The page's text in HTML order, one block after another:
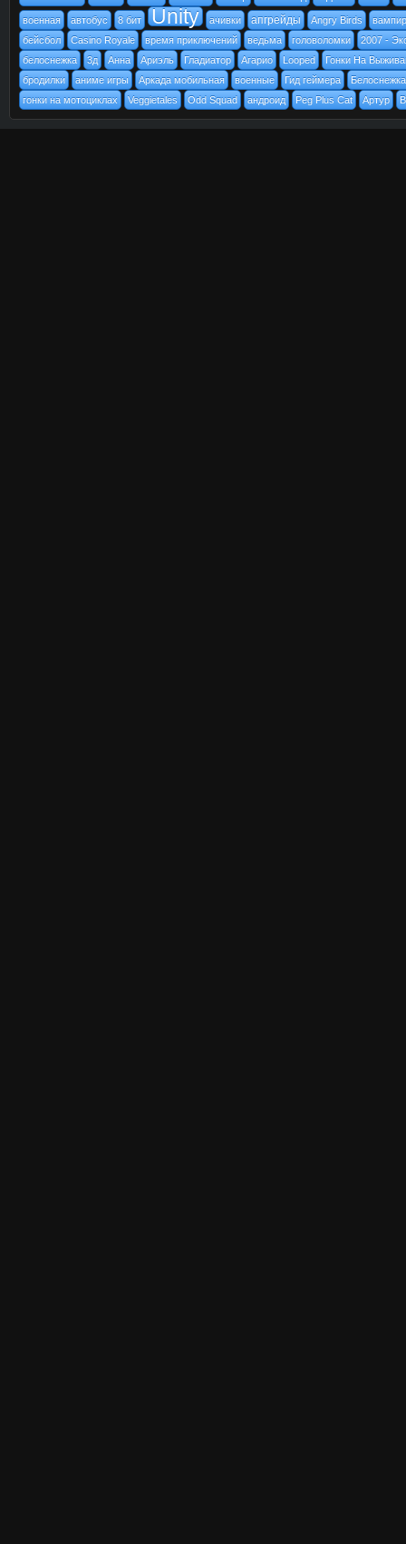
военная автобус 8 бит Unity ачивки апгрейды Angry Birds
вампир
бейсбол
Casino Royale время приключений ведьма головоломки
2007 -
белоснежка
3д Анна Ариэль Гладиатор Агарио Looped
Гонки На
бродилки
аниме игры Аркада мобильная военные Гид геймера
гонки на мотоциклах
Veggietales Odd Squad андроид Peg Plus Cat Артур